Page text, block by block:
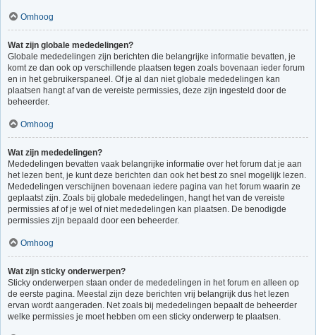
Omhoog
Wat zijn globale mededelingen?
Globale mededelingen zijn berichten die belangrijke informatie bevatten, je
komt ze dan ook op verschillende plaatsen tegen zoals bovenaan ieder forum
en in het gebruikerspaneel. Of je al dan niet globale mededelingen kan
plaatsen hangt af van de vereiste permissies, deze zijn ingesteld door de
beheerder.
Omhoog
Wat zijn mededelingen?
Mededelingen bevatten vaak belangrijke informatie over het forum dat je aan
het lezen bent, je kunt deze berichten dan ook het best zo snel mogelijk lezen.
Mededelingen verschijnen bovenaan iedere pagina van het forum waarin ze
geplaatst zijn. Zoals bij globale mededelingen, hangt het van de vereiste
permissies af of je wel of niet mededelingen kan plaatsen. De benodigde
permissies zijn bepaald door een beheerder.
Omhoog
Wat zijn sticky onderwerpen?
Sticky onderwerpen staan onder de mededelingen in het forum en alleen op
de eerste pagina. Meestal zijn deze berichten vrij belangrijk dus het lezen
ervan wordt aangeraden. Net zoals bij mededelingen bepaalt de beheerder
welke permissies je moet hebben om een sticky onderwerp te plaatsen.